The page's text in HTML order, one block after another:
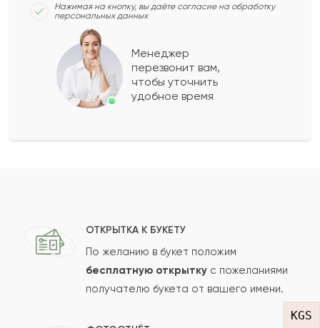
KGS
Серафима
Показать еще
Ваш e-mail
Отзыв
Нажимая на кнопку, вы даёте согласие на обработку
персональных данных
Менеджер
перезвонит вам,
чтобы уточнить
удобное время
ОТКРЫТКА К БУКЕТУ
По желанию в букет положим
бесплатную открытку с пожеланиями
получателю букета от вашего имени.